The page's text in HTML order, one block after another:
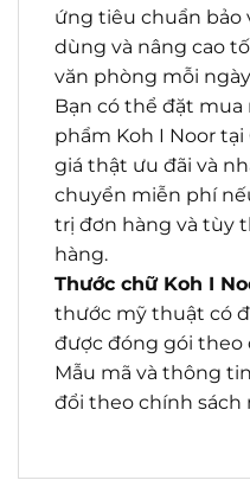
ứng tiêu chuẩn bảo
dùng và nâng cao
văn phòng mỗi
Bạn có thể đặt
phẩm Koh I Noor
giá thật ưu đãi và
chuyển miễn phí
trị đơn hàng và tùy
hàng.
Thước chữ Koh I
thước mỹ thuật có
được đóng gói theo
Mẫu mã và thông
đổi theo chính sách